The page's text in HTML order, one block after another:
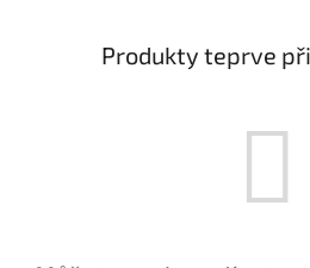
Produkty teprve